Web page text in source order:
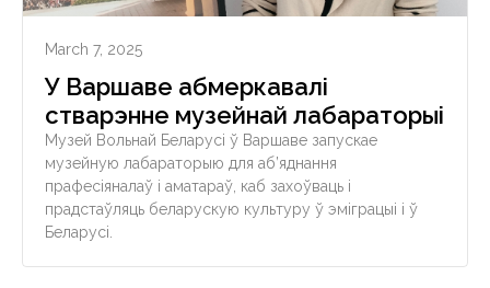
March 7, 2025
У Варшаве абмеркавалі
стварэнне музейнай лабараторыі
Музей Вольнай Беларусі ў Варшаве запускае
музейную лабараторыю для аб’яднання
прафесіяналаў і аматараў, каб захоўваць і
прадстаўляць беларускую культуру ў эміграцыі і ў
Беларусі.